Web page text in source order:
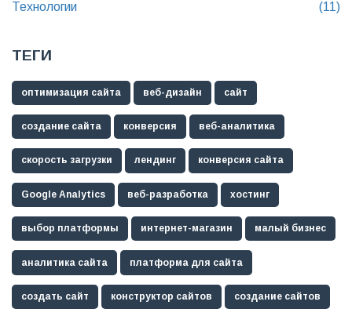
Технологии (11)
ТЕГИ
оптимизация сайта веб-дизайн сайт
создание сайта конверсия веб-аналитика
скорость загрузки лендинг конверсия сайта
Google Analytics веб-разработка хостинг
выбор платформы интернет-магазин малый бизнес
аналитика сайта платформа для сайта
создать сайт конструктор сайтов создание сайтов